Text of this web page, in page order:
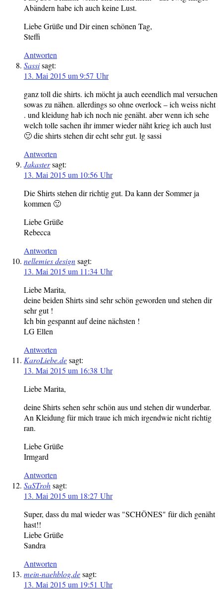
Abändern habe ich auch keine Lust.
Liebe Grüße und Dir einen schönen Tag,
Steffi
Antworten
Sassisagt:
13. Mai 2015 um 9:57 Uhr
ganz toll die shirts. ich möcht ja auch eeendlich mal versuchen
sowas zu nähen. allerdings so ohne overlock – ich weiss nicht
. und kleidung hab ich noch nie genäht. aber wenn ich sehe
welch tolle sachen ihr immer wieder näht krieg ich auch lust
🙂 die shirts stehen dir echt sehr gut. lg sassi
Antworten
Jakastersagt:
13. Mai 2015 um 10:56 Uhr
Die Shirts stehen dir richtig gut. Da kann der Sommer ja
kommen 🙂
Liebe Grüße
Rebecca
Antworten
nellemies designsagt:
13. Mai 2015 um 11:34 Uhr
Liebe Marita,
deine beiden Shirts sind sehr schön geworden und stehen dir
sehr gut !
Ich bin gespannt auf deine nächsten !
LG Ellen
Antworten
KaroLiebe.desagt:
13. Mai 2015 um 16:38 Uhr
Liebe Marita,
deine Shirts sehen sehr schön aus und stehen dir wunderbar.
An Kleidung für mich traue ich mich irgendwie nicht richtig
ran.
Liebe Grüße
Irmgard
Antworten
SaSTrohsagt:
13. Mai 2015 um 18:27 Uhr
Super, dass du mal wieder was "SCHÖNES" für dich genäht
hast!!
Liebe Grüße
Sandra
Antworten
mein-naehblog.desagt:
13. Mai 2015 um 19:51 Uhr